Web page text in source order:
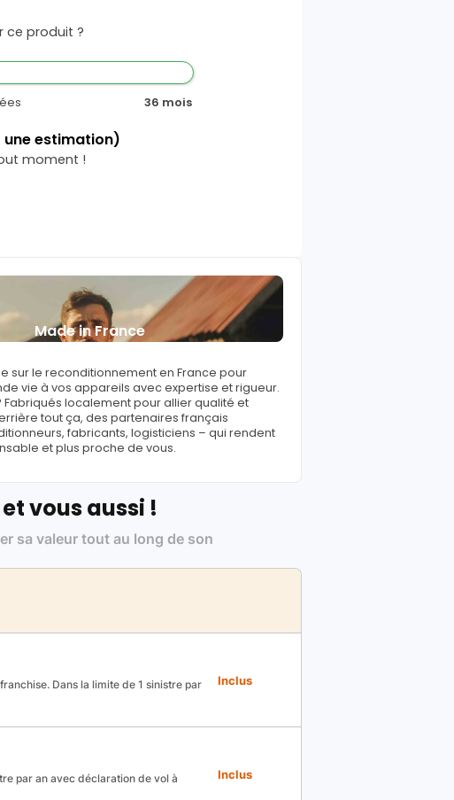
ce produit ?
36 mois
une estimation)
moment !
Made in France
sur le reconditionnement en France pour
vie à vos appareils avec expertise et rigueur.
Fabriqués localement pour allier qualité et
tout ça, des partenaires français
fabricants, logisticiens – qui rendent
et plus proche de vous.
vous aussi !
sa valeur tout au long de son
Dans la limite de 1 sinistre par
Inclus
par an avec déclaration de vol à
Inclus